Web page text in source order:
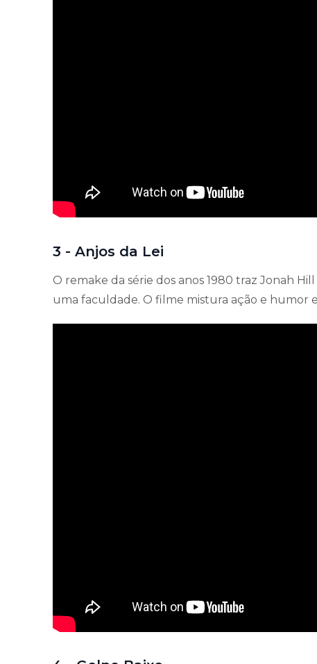
3 - Anjos da Lei
O remake da série dos anos 1980 traz Jonah
uma faculdade. O filme mistura ação e humor